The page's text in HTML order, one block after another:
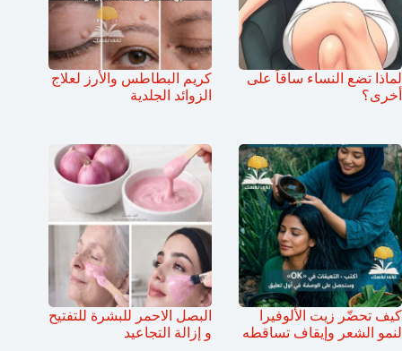
لماذا تضع النساء ساقاً على
أخرى؟
كريم البطاطس والأرز لعلاج
الزوائد الجلدية
كيف تحضّر زيت الألوفيرا
لنمو الشعر وإيقاف تساقطه
البصل الاحمر للبشرة للتفتيح
و إزالة التجاعيد